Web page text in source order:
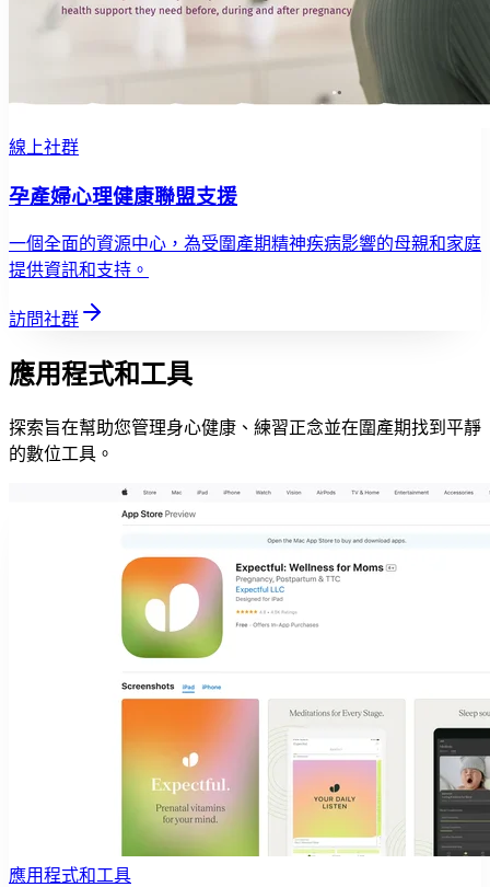
線上社群
孕產婦心理健康聯盟支援
一個全面的資源中心，為受圍產期精神疾病影響的母親和家庭
提供資訊和支持。
訪問社群
應用程式和工具
探索旨在幫助您管理身心健康、練習正念並在圍產期找到平靜
的數位工具。
應用程式和工具